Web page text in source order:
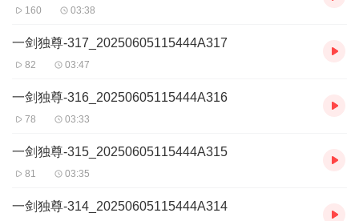
160 03:38
一剑独尊-317_20250605115444A317
82 03:47
一剑独尊-316_20250605115444A316
78 03:33
一剑独尊-315_20250605115444A315
81 03:35
一剑独尊-314_20250605115444A314